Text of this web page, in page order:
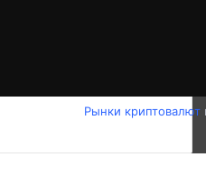
Рынки криптовалют